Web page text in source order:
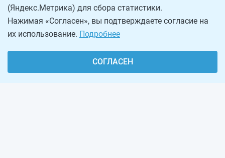
(Яндекс.Метрика) для сбора статистики.
Нажимая «Согласен», вы подтверждаете согласие на
их использование. Подробнее
СОГЛАСЕН